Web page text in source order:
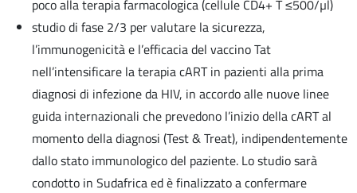
poco alla terapia farmacologica (cellule CD4+ T ≤500/µl)
studio di fase 2/3 per valutare la sicurezza,
l’immunogenicità e l’efficacia del vaccino Tat
nell’intensificare la terapia cART in pazienti alla prima
diagnosi di infezione da HIV, in accordo alle nuove linee
guida internazionali che prevedono l’inizio della cART al
momento della diagnosi (Test & Treat), indipendentemente
dallo stato immunologico del paziente. Lo studio sarà
condotto in Sudafrica ed è finalizzato a confermare